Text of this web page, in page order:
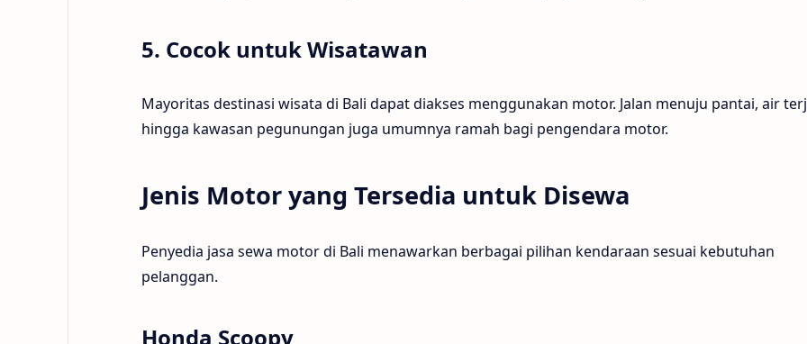
5. Cocok untuk Wisatawan
Mayoritas destinasi wisata di Bali dapat diakses menggunakan motor. Jalan menuju pantai, air
hingga kawasan pegunungan juga umumnya ramah bagi pengendara motor.
Jenis Motor yang Tersedia untuk Disewa
Penyedia jasa sewa motor di Bali menawarkan berbagai pilihan kendaraan sesuai kebutuhan
pelanggan.
Honda Scoopy